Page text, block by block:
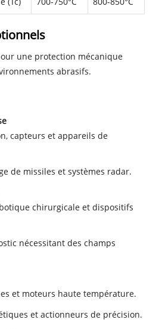
une protection mécanique
abrasifs.
capteurs et appareils de
de missiles et systèmes radar.
chirurgicale et dispositifs
nécessitant des champs
et moteurs haute température.
et actionneurs de précision.